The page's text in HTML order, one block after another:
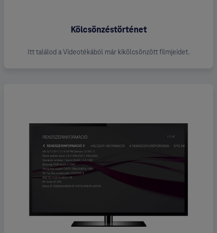
Kölcsönzéstörténet
Itt találod a Videotékából már kikölcsönzött filmjeidet.